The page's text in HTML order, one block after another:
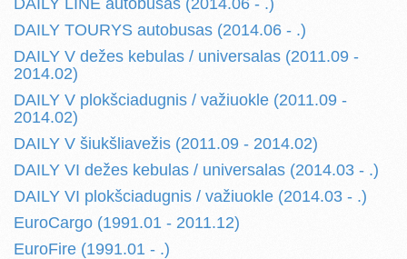
DAILY LINE autobusas (2014.06 - .)
DAILY TOURYS autobusas (2014.06 - .)
DAILY V dežes kebulas / universalas (2011.09 -
2014.02)
DAILY V plokšciadugnis / važiuokle (2011.09 -
2014.02)
DAILY V šiukšliavežis (2011.09 - 2014.02)
DAILY VI dežes kebulas / universalas (2014.03 - .)
DAILY VI plokšciadugnis / važiuokle (2014.03 - .)
EuroCargo (1991.01 - 2011.12)
EuroFire (1991.01 - .)